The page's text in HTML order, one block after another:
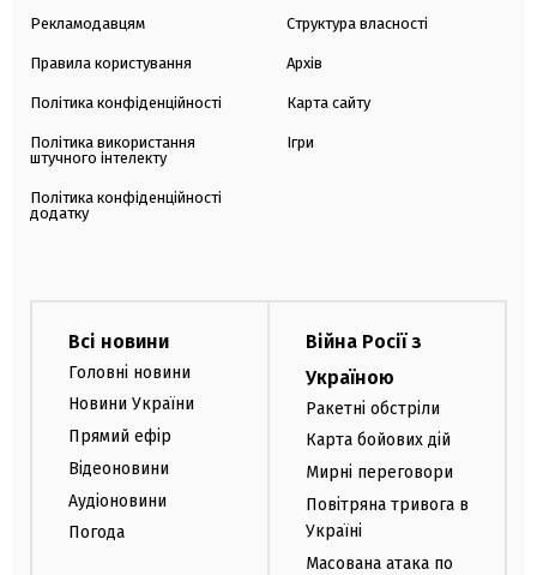
Рекламодавцям
Правила користування
Політика конфіденційності
Політика використання
штучного інтелекту
Політика конфіденційності
додатку
Структура власності
Архів
Карта сайту
Ігри
Всі новини
Головні новини
Новини України
Прямий ефір
Відеоновини
Аудіоновини
Погода
Війна Росії з
Україною
Ракетні обстріли
Карта бойових дій
Мирні переговори
Повітряна тривога в
Україні
Масована атака по